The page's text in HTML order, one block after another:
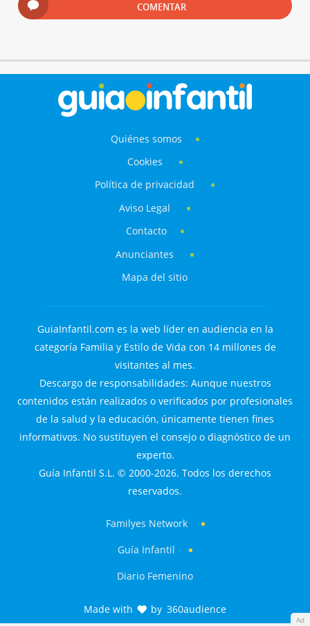
COMENTAR
Ad
Quiénes somos
Cookies
Política de privacidad
Aviso Legal
Contacto
Anunciantes
Mapa del sitio
GuiaInfantil.com es la web líder en audiencia en la
categoría Familia y Estilo de Vida con 14 millones de
visitantes al mes.
Descargo de responsabilidades: Aunque nuestros
contenidos están realizados o verificados por profesionales
de la salud y la educación, únicamente tienen fines
informativos. No sustituyen el consejo o diagnóstico de un
experto.
Guía Infantil S.L. © 2000-2026. Todos los derechos
reservados.
Familyes Network
Guía Infantil
Diario Femenino
Made with by 360audience